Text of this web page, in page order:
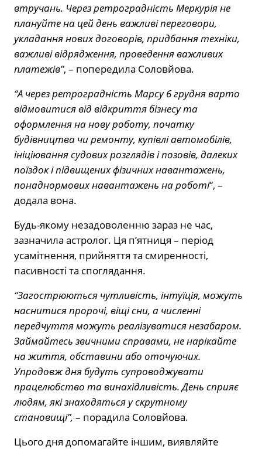
втручань. Через ретроградність Меркурія не
плануйте на цей день важливі переговори,
укладання нових договорів, придбання техніки,
важливі відрядження, проведення важливих
платежів”, – попередила Соловйова.
“А через ретроградність Марсу 6 грудня варто
відмовитися від відкриття бізнесу та
оформлення на нову роботу, початку
будівництва чи ремонту, купівлі автомобілів,
ініціювання судових розглядів і позовів, далеких
поїздок і підвищених фізичних навантажень,
понаднормових навантажень на роботі“, –
додала вона.
Будь-якому незадоволенню зараз не час,
зазначила астролог. Ця п’ятниця – період
усамітнення, прийняття та смиренності,
пасивності та споглядання.
“Загострюються чутливість, інтуїція, можуть
наснитися пророчі, віщі сни, а численні
передчуття можуть реалізуватися незабаром.
Займайтесь звичними справами, не нарікайте
на життя, обставини або оточуючих.
Упродовж дня будуть супроводжувати
працелюбство та винахідливість. День сприяє
людям, які знаходяться у скрутному
становищі”, – порадила Соловйова.
Цього дня допомагайте іншим, виявляйте